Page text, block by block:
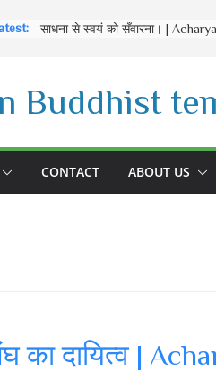
Buddhist
CONTACT ABOUT US
का दायित्व |